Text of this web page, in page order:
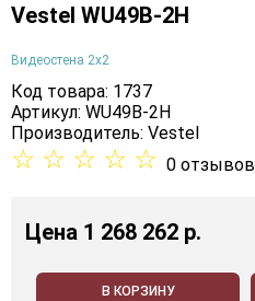
Vestel WU49B-2H
Видеостена 2x2
Код товара: 1737
Артикул: WU49B-2H
Производитель: Vestel
☆ ☆ ☆ ☆ ☆ 0 отзывов
Цена 1 268 262 p.
В КОРЗИНУ